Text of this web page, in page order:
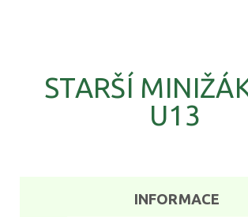
STARŠÍ
U13
INFORMACE